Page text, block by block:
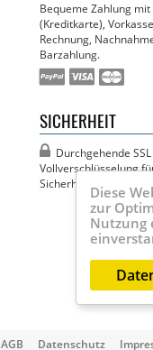
Bequeme Zahlung mit
(Kreditkarte),
Rechnung,
Barzahlung.
SICHERHEIT
Durchgehende SSL
Vollver­­schlüsselung
Sicherheit!
AGB Datenschutz
Diese
zur
Nutzung